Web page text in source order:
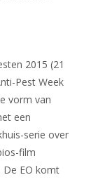
2015 (21
Pest Week
vorm van
een
serie over
film
De EO komt